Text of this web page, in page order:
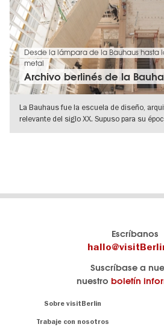
Desde la lámpara de la Bauhaus hasta
metal
Archivo berlinés de la
La Bauhaus fue la escuela de diseño,
relevante del siglo XX. Supuso para su
Escríbanos
Suscríbase a
nuestro boletín
Sobre visitBerlin
Trabaje con nosotros
visitBerlin.de
Consejos